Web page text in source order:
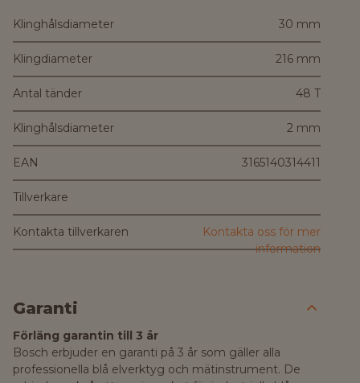
Klinghålsdiameter 30 mm
Klingdiameter 216 mm
Antal tänder 48 T
Klinghålsdiameter 2 mm
EAN 3165140314411
Tillverkare
Kontakta tillverkaren
Kontakta oss för mer
information
Garanti
Förläng garantin till 3 år
Bosch erbjuder en garanti på 3 år som gäller alla
professionella blå elverktyg och mätinstrument. De